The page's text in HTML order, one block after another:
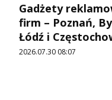
Gadżety
firm – Poznań,
Łódź i
2026.07.30 08:07